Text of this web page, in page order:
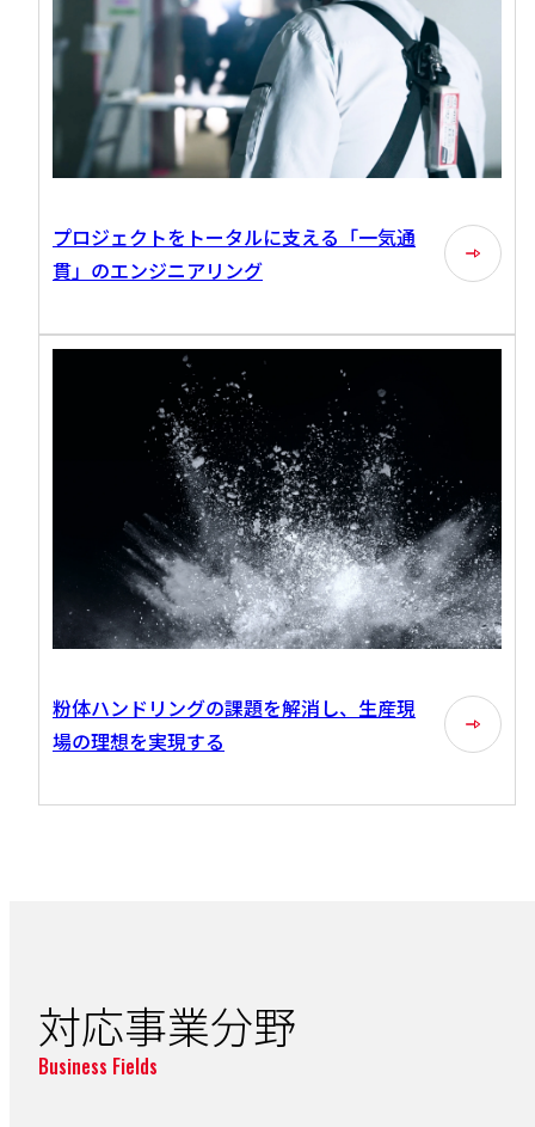
プロジェクトをトータルに支える「一気通
貫」のエンジニアリング
粉体ハンドリングの課題を解消し、生産現
場の理想を実現する
対応事業分野
Business Fields